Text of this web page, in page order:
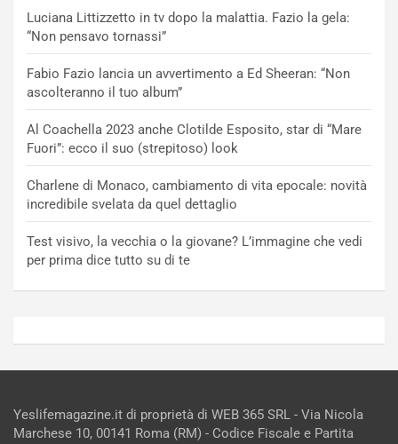
Luciana Littizzetto in tv dopo la malattia. Fazio la gela:
“Non pensavo tornassi”
Fabio Fazio lancia un avvertimento a Ed Sheeran: “Non
ascolteranno il tuo album”
Al Coachella 2023 anche Clotilde Esposito, star di “Mare
Fuori”: ecco il suo (strepitoso) look
Charlene di Monaco, cambiamento di vita epocale: novità
incredibile svelata da quel dettaglio
Test visivo, la vecchia o la giovane? L’immagine che vedi
per prima dice tutto su di te
Yeslifemagazine.it di proprietà di WEB 365 SRL - Via Nicola
Marchese 10, 00141 Roma (RM) - Codice Fiscale e Partita